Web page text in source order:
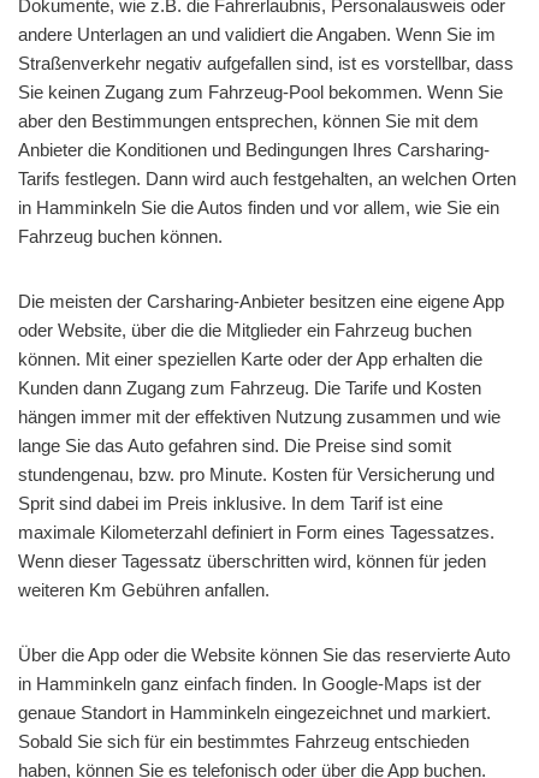
Dokumente, wie z.B. die Fahrerlaubnis, Personalausweis oder
andere Unterlagen an und validiert die Angaben. Wenn Sie im
Straßenverkehr negativ aufgefallen sind, ist es vorstellbar, dass
Sie keinen Zugang zum Fahrzeug-Pool bekommen. Wenn Sie
aber den Bestimmungen entsprechen, können Sie mit dem
Anbieter die Konditionen und Bedingungen Ihres Carsharing-
Tarifs festlegen. Dann wird auch festgehalten, an welchen Orten
in Hamminkeln Sie die Autos finden und vor allem, wie Sie ein
Fahrzeug buchen können.
Die meisten der Carsharing-Anbieter besitzen eine eigene App
oder Website, über die die Mitglieder ein Fahrzeug buchen
können. Mit einer speziellen Karte oder der App erhalten die
Kunden dann Zugang zum Fahrzeug. Die Tarife und Kosten
hängen immer mit der effektiven Nutzung zusammen und wie
lange Sie das Auto gefahren sind. Die Preise sind somit
stundengenau, bzw. pro Minute. Kosten für Versicherung und
Sprit sind dabei im Preis inklusive. In dem Tarif ist eine
maximale Kilometerzahl definiert in Form eines Tagessatzes.
Wenn dieser Tagessatz überschritten wird, können für jeden
weiteren Km Gebühren anfallen.
Über die App oder die Website können Sie das reservierte Auto
in Hamminkeln ganz einfach finden. In Google-Maps ist der
genaue Standort in Hamminkeln eingezeichnet und markiert.
Sobald Sie sich für ein bestimmtes Fahrzeug entschieden
haben, können Sie es telefonisch oder über die App buchen.